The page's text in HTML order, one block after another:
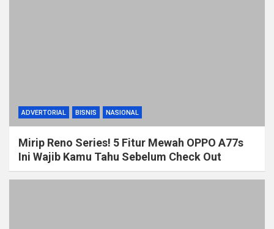
ADVERTORIAL BISNIS NASIONAL
Mirip Reno Series! 5 Fitur Mewah OPPO A77s
Ini Wajib Kamu Tahu Sebelum Check Out